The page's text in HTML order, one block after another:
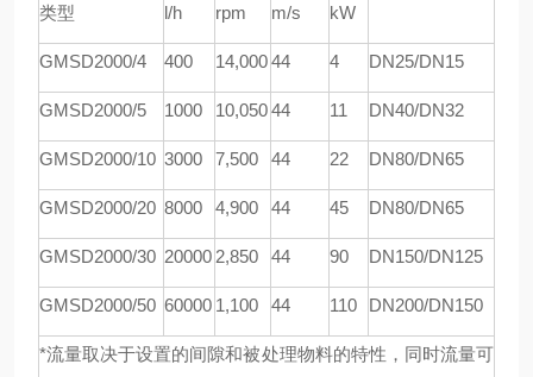
类型 l/h rpm m/s kW
GMSD2000/4 400 14,00044 4 DN25/DN15
GMSD2000/5 1000 10,05044 11 DN40/DN32
GMSD2000/10 3000 7,500 44 22 DN80/DN65
GMSD2000/20 8000 4,900 44 45 DN80/DN65
GMSD2000/30 20000 2,850 44 90 DN150/DN125
GMSD2000/50 60000 1,100 44 110 DN200/DN150
*流量取决于设置的间隙和被处理物料的特性，同时流量可